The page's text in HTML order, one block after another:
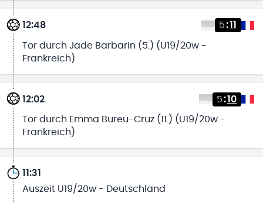
12:48 5:11
Tor durch Jade Barbarin (5.) (U19/20w -
Frankreich)
12:02 5:10
Tor durch Emma Bureu-Cruz (11.) (U19/20w -
Frankreich)
11:31
Auszeit U19/20w - Deutschland